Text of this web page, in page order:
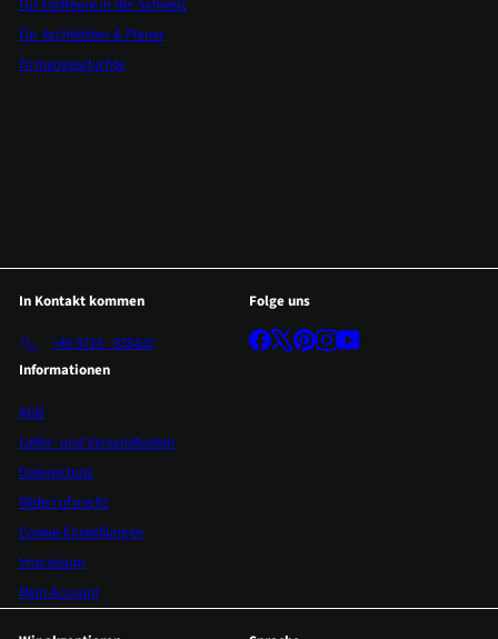
Für Coiffeure in der Schweiz
Für Architekten & Planer
Firmengeschichte
In Kontakt kommen
+49 9723 - 935420
Folge uns
Facebook
X PinterestInstagram
YouTube
Informationen
AGB
Liefer- und Versandkosten
Datenschutz
Widerrufsrecht
Cookie-Einstellungen
Impressum
Mein Account